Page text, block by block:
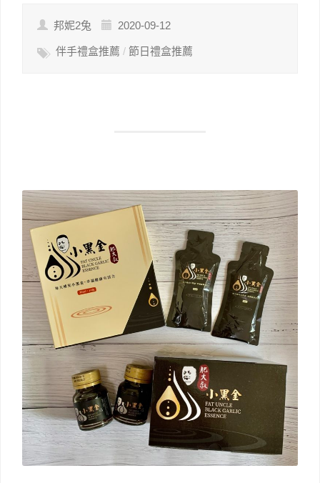
邦妮2兔 2020-09-12
伴手禮盒推薦 / 節日禮盒推薦